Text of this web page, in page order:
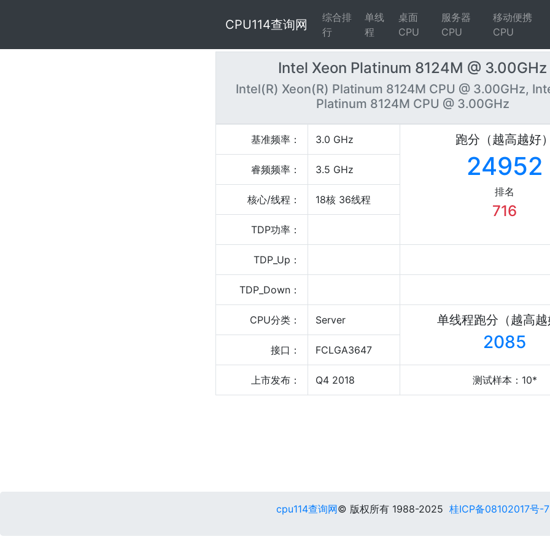
CPU114查询网
综合排
行
单线
程
桌面
CPU
服务器
CPU
移动便携
CPU
Intel Xeon Platinum 8124M @ 3.00GHz
Intel(R) Xeon(R) Platinum 8124M CPU @ 3.00GHz,
Platinum 8124M CPU @ 3.00GHz
基准频率： 3.0 GHz 跑分（越高越好
24952
排名
716
睿频频率： 3.5 GHz
核心/线程： 18核 36线程
TDP功率：
TDP_Up：
TDP_Down：
CPU分类： Server 单线程跑分（越高
2085
接口： FCLGA3647
上市发布： Q4 2018 测试样本：10*
cpu114查询网© 版权所有 1988-2025 桂ICP备08102017号-7